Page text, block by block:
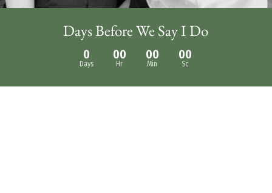
Days Before We Say I Do
0
Days
00
Hr
00
Min
00
Sc